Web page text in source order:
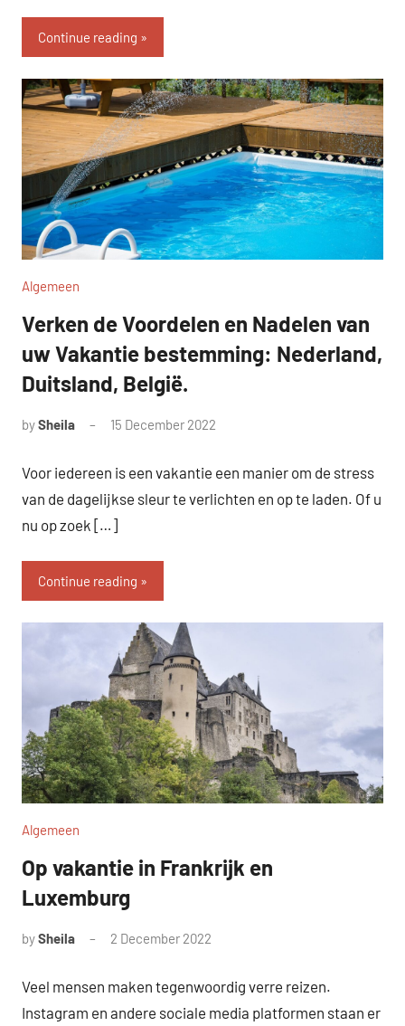
Continue reading
Algemeen
Verken de Voordelen en Nadelen van
uw Vakantie bestemming: Nederland,
Duitsland, België.
bySheila 15 December 2022
Voor iedereen is een vakantie een manier om de stress
van de dagelijkse sleur te verlichten en op te laden. Of u
nu op zoek […]
Continue reading
Algemeen
Op vakantie in Frankrijk en
Luxemburg
bySheila 2 December 2022
Veel mensen maken tegenwoordig verre reizen.
Instagram en andere sociale media platformen staan er